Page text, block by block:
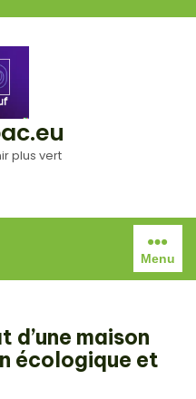
plus vert
Menu
d’une maison
écologique et